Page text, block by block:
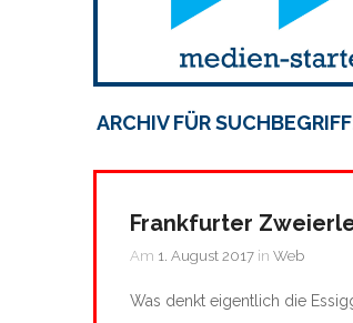
ARCHIV FÜR
Frankfurter
Am 1. August 2017 in Web
Was denkt eigentlich die